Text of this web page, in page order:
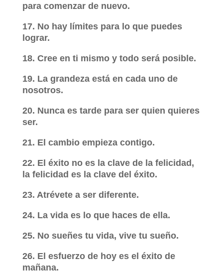
para comenzar de nuevo.
17. No hay límites para lo que puedes
lograr.
18. Cree en ti mismo y todo será posible.
19. La grandeza está en cada uno de
nosotros.
20. Nunca es tarde para ser quien quieres
ser.
21. El cambio empieza contigo.
22. El éxito no es la clave de la felicidad,
la felicidad es la clave del éxito.
23. Atrévete a ser diferente.
24. La vida es lo que haces de ella.
25. No sueñes tu vida, vive tu sueño.
26. El esfuerzo de hoy es el éxito de
mañana.